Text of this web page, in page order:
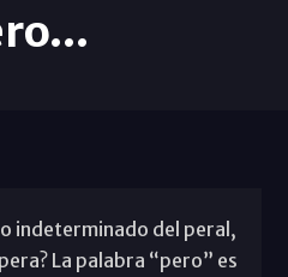
indeterminado del peral,
La palabra “pero” es